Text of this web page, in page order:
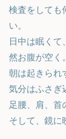
検査をしても
い。
日中は眠く
然お腹が空く。
朝は起きられ
気分はふさぎ
足腰、肩、首
そして、鏡に